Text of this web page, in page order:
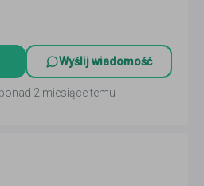
Wyślij wiadomość
2 miesiące temu